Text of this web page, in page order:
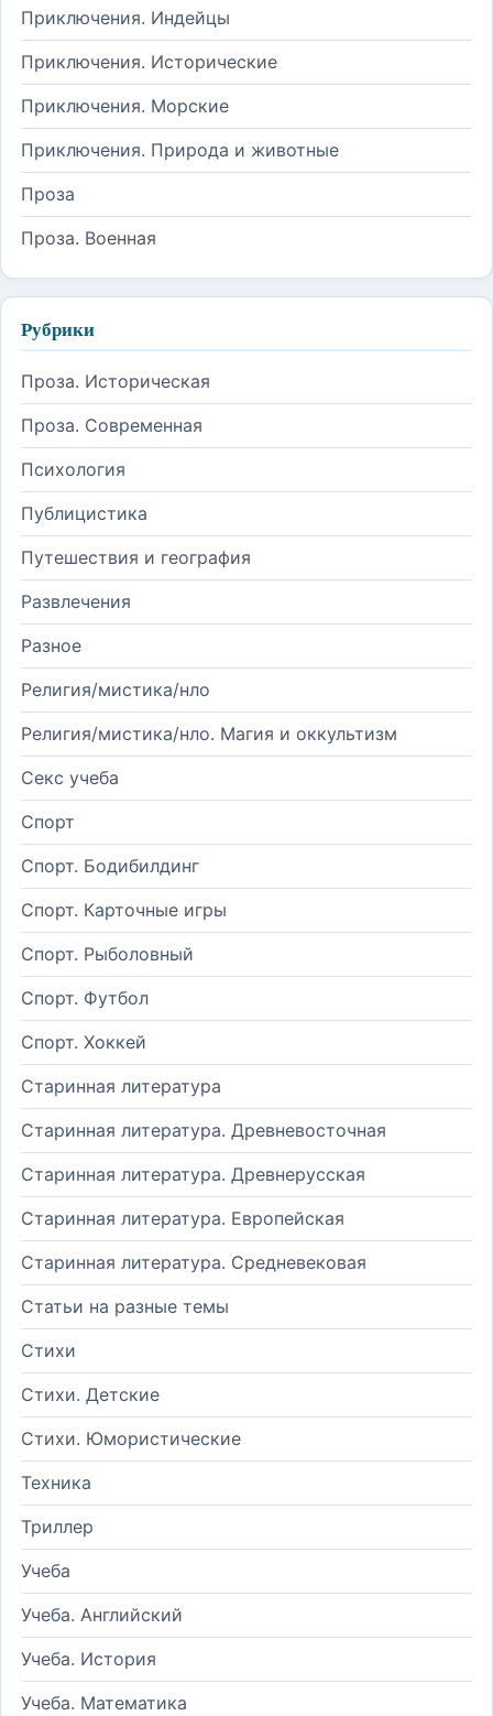
Приключения. Индейцы
Приключения. Исторические
Приключения. Морские
Приключения. Природа и животные
Проза
Проза. Военная
Рубрики
Проза. Историческая
Проза. Современная
Психология
Публицистика
Путешествия и география
Развлечения
Разное
Религия/мистика/нло
Религия/мистика/нло. Магия и оккультизм
Секс учеба
Спорт
Спорт. Бодибилдинг
Спорт. Карточные игры
Спорт. Рыболовный
Спорт. Футбол
Спорт. Хоккей
Старинная литература
Старинная литература. Древневосточная
Старинная литература. Древнерусская
Старинная литература. Европейская
Старинная литература. Средневековая
Статьи на разные темы
Стихи
Стихи. Детские
Стихи. Юмористические
Техника
Триллер
Учеба
Учеба. Английский
Учеба. История
Учеба. Математика